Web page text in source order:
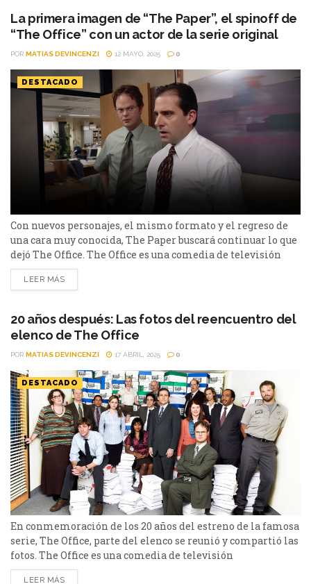
la vida del día a...
La primera imagen de “The Paper”, el spinoff de
“The Office” con un actor de la serie original
POR MATIAS DEVINCENZI 12 MAYO, 2025 0
DESTACADO
Con nuevos personajes, el mismo formato y el regreso de
una cara muy conocida, The Paper buscará continuar lo que
dejó The Office. The Office es una comedia de televisión
estadounidense emitida por la cadena NBC. Creada como
una adaptación por Greg Daniels de la serie británica del
la vida del día a...
LEER MÁS
20 años después: Las fotos del reencuentro del
elenco de The Office
POR MATIAS DEVINCENZI 17 ABRIL, 2025 0
DESTACADO
En conmemoración de los 20 años del estreno de la famosa
serie, The Office, parte del elenco se reunió y compartió las
fotos. The Office es una comedia de televisión
estadounidense emitida por la cadena NBC. Creada como
LEER MÁS